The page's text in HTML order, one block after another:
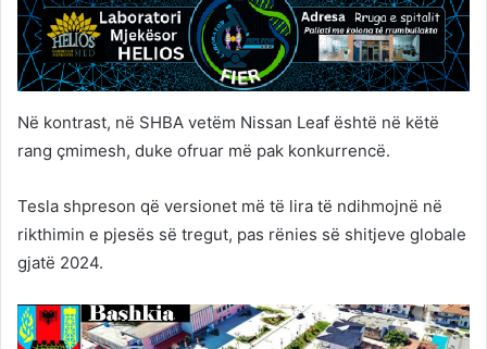
Në kontrast, në SHBA vetëm Nissan Leaf është në këtë
rang çmimesh, duke ofruar më pak konkurrencë.
Tesla shpreson që versionet më të lira të ndihmojnë në
rikthimin e pjesës së tregut, pas rënies së shitjeve globale
gjatë 2024.